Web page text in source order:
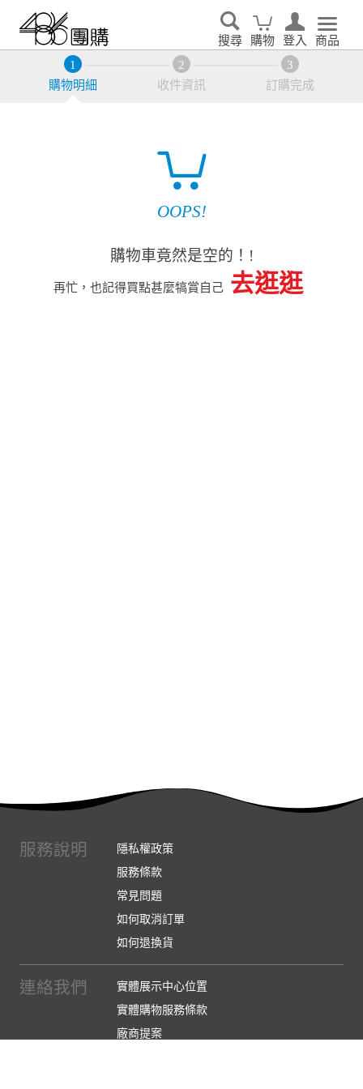
搜尋 購物 登入 商品
購物明細 收件資訊 訂購完成
OOPS!
購物車竟然是空的！!
再忙，也記得買點甚麼犒賞自己 去逛逛
服務說明
隱私權政策
服務條款
常見問題
如何取消訂單
如何退換貨
連絡我們
實體展示中心位置
實體購物服務條款
廠商提案